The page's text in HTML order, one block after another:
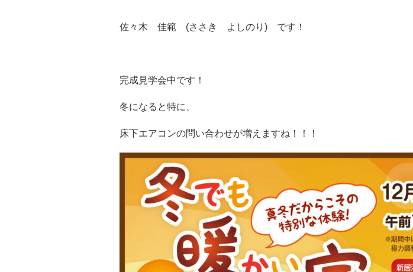
佐々木 佳範 (ささき よしのり) です！
完成見学会中です！
冬になると特に、
床下エアコンの問い合わせが増えますね！！！